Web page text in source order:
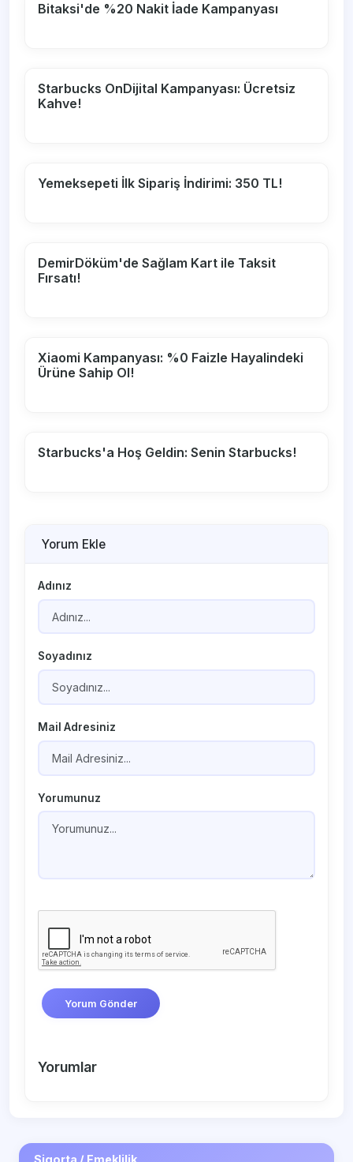
Bitaksi'de %20 Nakit İade Kampanyası
Starbucks OnDijital Kampanyası: Ücretsiz
Kahve!
Yemeksepeti İlk Sipariş İndirimi: 350 TL!
DemirDöküm'de Sağlam Kart ile Taksit
Fırsatı!
Xiaomi Kampanyası: %0 Faizle Hayalindeki
Ürüne Sahip Ol!
Starbucks'a Hoş Geldin: Senin Starbucks!
Yorum Ekle
Adınız
Soyadınız
Mail Adresiniz
Yorumunuz
Yorum Gönder
Yorumlar